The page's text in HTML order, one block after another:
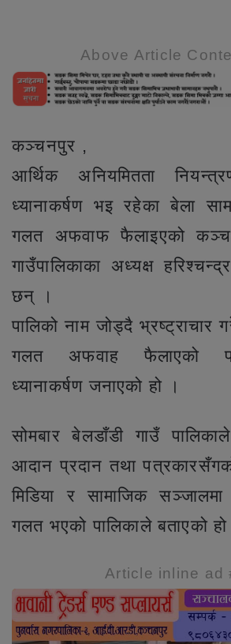
Above Article
कञ्चनपुर ,
आर्थिक अनियमितता
ध्यानाकर्षण भइ रहेका बेला
गलत अफवाफ फैलाइएको
गाउँपालिकाका अध्यक्ष
छन् ।
पालिको नाम जोड्दै भ्रष्ट्राचार
गलत अफवाह फैलाएको
ध्यानाकर्षण जनाएको हो ।
सोमबार बेलडाँडी गाउँ
आदान प्रदान तथा
मिडिया र सामाजिक
गलत भएको पालिकाले बताएको
Article inline ad